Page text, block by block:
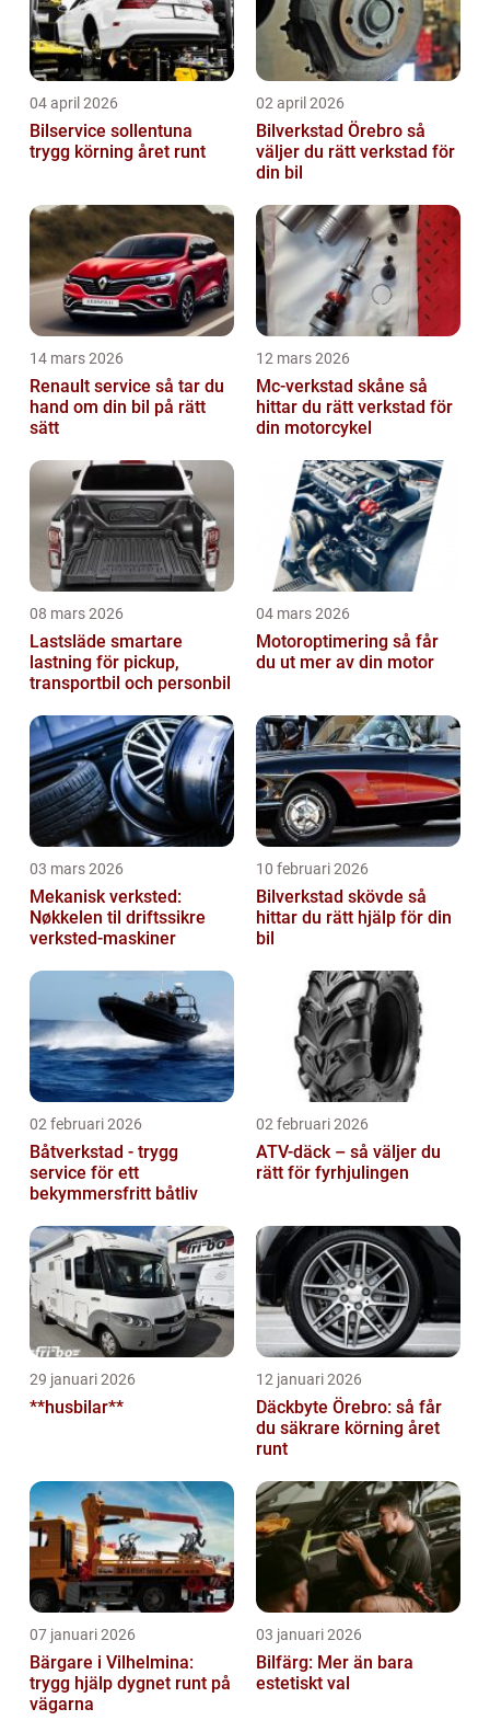
04 april 2026
Bilservice sollentuna
trygg körning året runt
02 april 2026
Bilverkstad Örebro så
väljer du rätt verkstad för
din bil
14 mars 2026
Renault service så tar du
hand om din bil på rätt
sätt
12 mars 2026
Mc-verkstad skåne så
hittar du rätt verkstad för
din motorcykel
08 mars 2026
Lastsläde smartare
lastning för pickup,
transportbil och personbil
04 mars 2026
Motoroptimering så får
du ut mer av din motor
03 mars 2026
Mekanisk verksted:
Nøkkelen til driftssikre
verksted-maskiner
10 februari 2026
Bilverkstad skövde så
hittar du rätt hjälp för din
bil
02 februari 2026
Båtverkstad - trygg
service för ett
bekymmersfritt båtliv
02 februari 2026
ATV-däck – så väljer du
rätt för fyrhjulingen
29 januari 2026
**husbilar**
12 januari 2026
Däckbyte Örebro: så får
du säkrare körning året
runt
07 januari 2026
Bärgare i Vilhelmina:
trygg hjälp dygnet runt på
vägarna
03 januari 2026
Bilfärg: Mer än bara
estetiskt val